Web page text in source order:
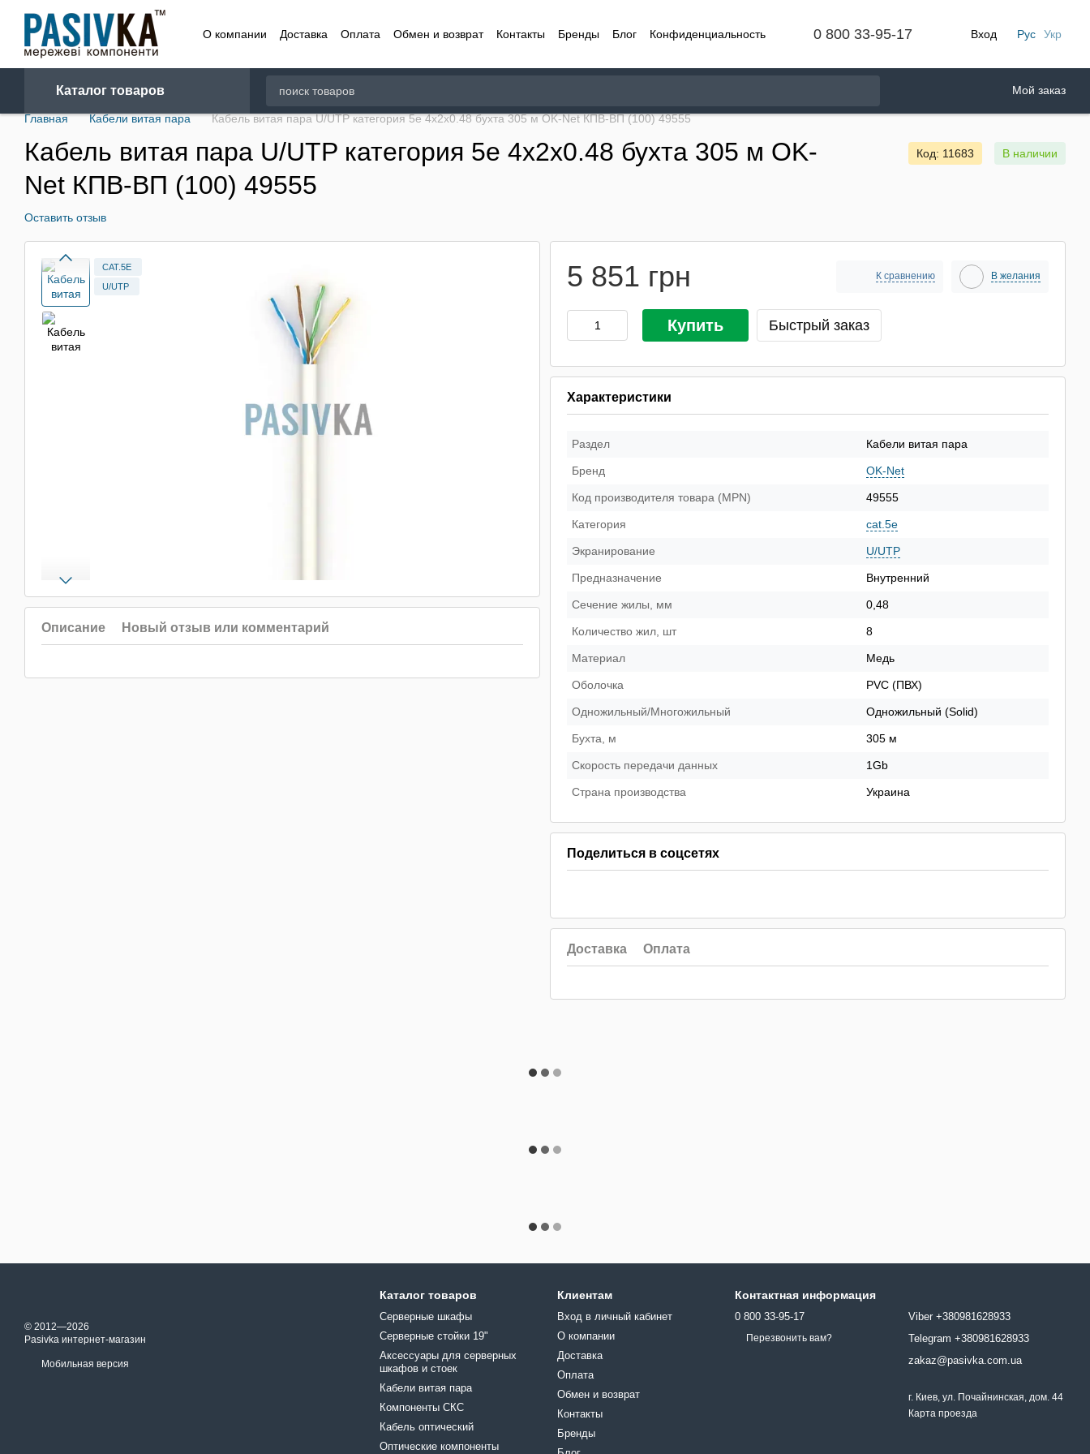
Перейти к основному контенту
О компании
Доставка Оплата Обмен и возврат Контакты Бренды Блог
Конфиденциальность
0 800 33-95-17 Вход Рус Укр
Каталог товаров Мой заказ
Главная Кабели витая пара Кабель витая пара U/UTP категория 5e 4x2x0.48 бухта 305 м OK-Net КПВ-ВП (100) 49555
Кабель витая пара U/UTP категория 5e 4x2x0.48 бухта 305 м OK-
Net КПВ-ВП (100) 49555
Оставить отзыв
В наличии
Код: 11683
CAT.5E
U/UTP
Описание Новый отзыв или комментарий
5 851 грн К сравнению В желания
Купить Быстрый заказ
Характеристики
Раздел Кабели витая пара
Бренд OK-Net
Код производителя товара (MPN) 49555
Категория cat.5e
Экранирование U/UTP
Предназначение Внутренний
Сечение жилы, мм 0,48
Количество жил, шт 8
Материал Медь
Оболочка PVC (ПВХ)
Одножильный/Многожильный Одножильный (Solid)
Бухта, м 305 м
Скорость передачи данных 1Gb
Страна производства Украина
Поделиться в соцсетях
Доставка Оплата
© 2012—2026
Pasivka интернет-магазин
Мобильная версия
Каталог товаров
Серверные шкафы
Серверные стойки 19"
Аксессуары для серверных
шкафов и стоек
Кабели витая пара
Компоненты СКС
Кабель оптический
Оптические компоненты
Клиентам
Вход в личный кабинет
О компании
Доставка
Оплата
Обмен и возврат
Контакты
Бренды
Контактная информация
0 800 33-95-17
Перезвонить вам?
Viber +380981628933
Telegram +380981628933
zakaz@pasivka.com.ua
г. Киев, ул. Почайнинская, дом. 44
Карта проезда